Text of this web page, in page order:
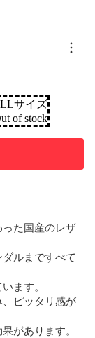
サイズ
of stock
た国産のレザ
ルまですべて
ます。
ピッタリ感が
があります。